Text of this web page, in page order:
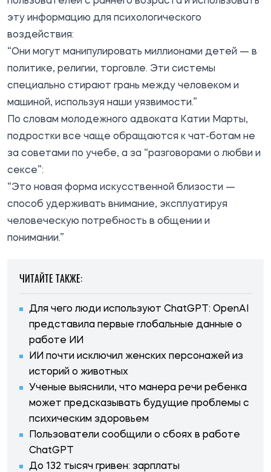
эту информацию для психологического
воздействия:
“Они могут манипулировать миллионами детей — в
политике, религии, торговле. Эти системы
специально стирают грань между человеком и
машиной, используя наши уязвимости.”
По словам молодежного адвоката Катии Марты,
подростки все чаще обращаются к чат-ботам не
за советами по учебе, а за “разговорами о любви и
сексе”:
“Это новая форма искусственной близости —
способ удерживать внимание, эксплуатируя
человеческую потребность в общении и
понимании.”
ЧИТАЙТЕ ТАКЖЕ:
Для чего люди используют ChatGPT: OpenAI
представила первые глобальные данные о
работе ИИ
ИИ почти исключил женских персонажей из
историй о животных
Ученые выяснили, что манера речи ребенка
может предсказывать будущие проблемы с
психическим здоровьем
Пользователи сообщили о сбоях в работе
ChatGPT
До 132 тысяч гривен: зарплаты